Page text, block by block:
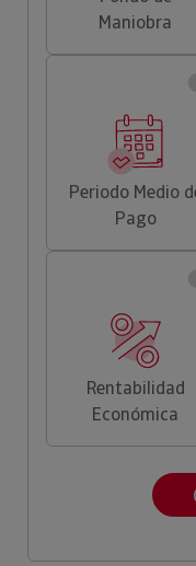
Maniobra
Periodo Medio
Pago
Rentabilidad
Económica